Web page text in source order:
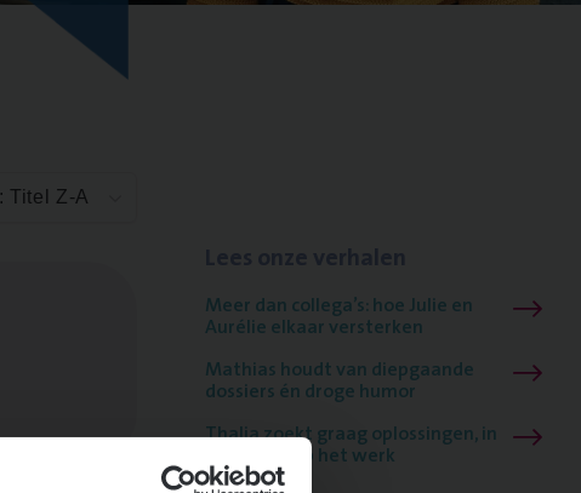
Titel Z-A
Meer dan collega’s: hoe Julie en
Aurélie elkaar versterken
Mathias houdt van diepgaande
dossiers én droge humor
Thalia zoekt graag oplossingen, in
games én op het werk